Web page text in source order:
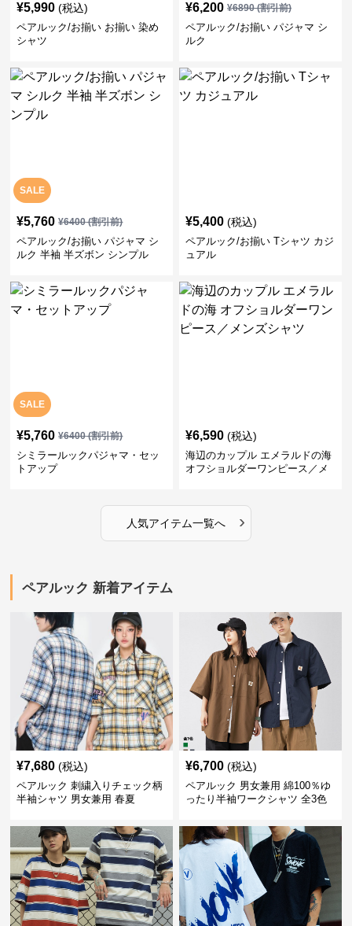
¥5,990 (税込)
ペアルック/お揃い お揃い 染め
シャツ
¥6,200 ¥6890(割引前)
ペアルック/お揃い パジャマ シ
ルク
SALE
¥5,760 ¥6400(割引前)
ペアルック/お揃い パジャマ シ
ルク 半袖 半ズボン シンプル
¥5,400 (税込)
ペアルック/お揃い Tシャツ カジ
ュアル
SALE
¥5,760 ¥6400(割引前)
シミラールックパジャマ・セッ
トアップ
¥6,590 (税込)
海辺のカップル エメラルドの海
オフショルダーワンピース／メ
人気アイテム一覧へ ›
ペアルック 新着アイテム
¥7,680 (税込)
ペアルック 刺繍入りチェック柄
半袖シャツ 男女兼用 春夏
¥6,700 (税込)
ペアルック 男女兼用 綿100％ゆ
ったり半袖ワークシャツ 全3色